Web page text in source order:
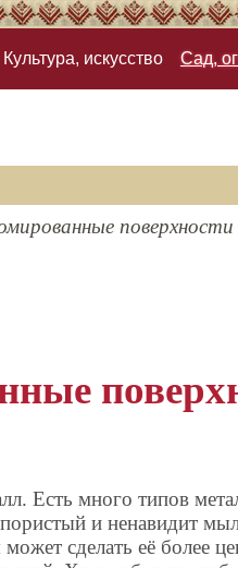
Культура, искусство Сад,
Есть много типов
и ненавидит
сделать её более